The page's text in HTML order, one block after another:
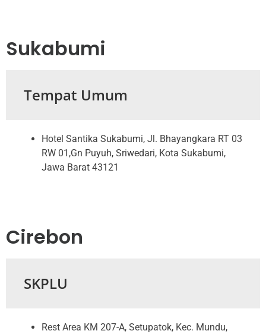
Sukabumi
Tempat Umum
Hotel Santika Sukabumi, Jl. Bhayangkara RT 03
RW 01,Gn Puyuh, Sriwedari, Kota Sukabumi,
Jawa Barat 43121
Cirebon
SKPLU
Rest Area KM 207-A, Setupatok, Kec. Mundu,